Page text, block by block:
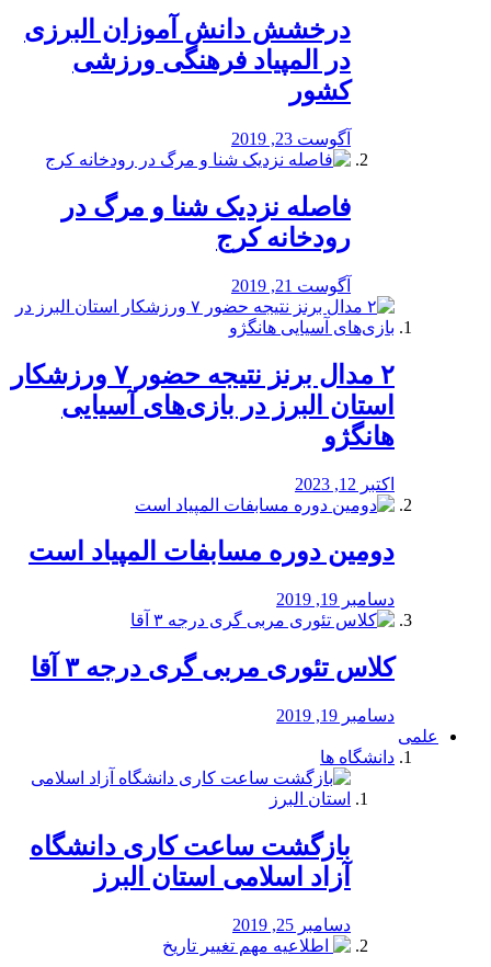
درخشش دانش آموزان البرزی
در المپیاد فرهنگی ورزشی
کشور
آگوست 23, 2019
️فاصله نزدیک شنا و مرگ در
رودخانه کرج
آگوست 21, 2019
۲ مدال برنز نتیجه حضور ۷ ورزشکار
استان البرز در بازی‌های آسیایی
هانگژو
اکتبر 12, 2023
دومین دوره مسابفات المپیاد است
دسامبر 19, 2019
کلاس تئوری مربی گری درجه ۳ آقا
دسامبر 19, 2019
علمی
دانشگاه ها
بازگشت ساعت کاری دانشگاه
آزاد اسلامی استان البرز
دسامبر 25, 2019